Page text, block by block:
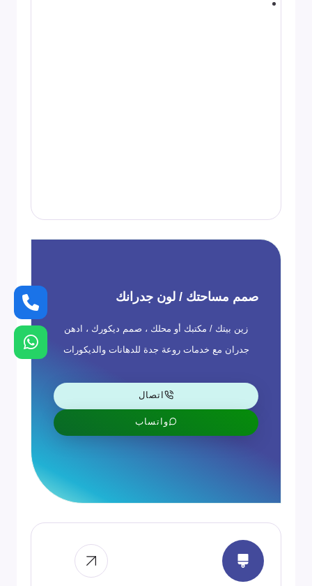
صمم مساحتك / لون جدرانك
زين بيتك / مكتبك أو محلك ، صمم ديكورك ، ادهن
جدران مع خدمات روعة جدة للدهانات والديكورات
اتصال
واتساب